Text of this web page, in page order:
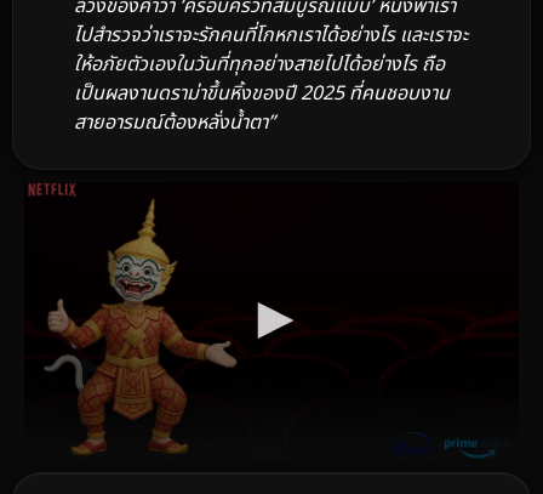
ลวงของคำว่า ‘ครอบครัวที่สมบูรณ์แบบ’ หนังพาเรา
ไปสำรวจว่าเราจะรักคนที่โกหกเราได้อย่างไร และเราจะ
ให้อภัยตัวเองในวันที่ทุกอย่างสายไปได้อย่างไร ถือ
เป็นผลงานดราม่าขึ้นหิ้งของปี 2025 ที่คนชอบงาน
สายอารมณ์ต้องหลั่งน้ำตา”